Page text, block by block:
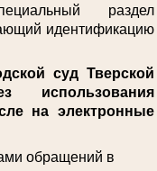
раздел
идентификацию
суд Тверской
использования
на электронные
обращений в